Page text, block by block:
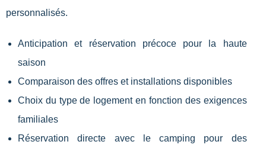
personnalisés.
Anticipation et réservation précoce pour la haute
saison
Comparaison des offres et installations disponibles
Choix du type de logement en fonction des exigences
familiales
Réservation directe avec le camping pour des